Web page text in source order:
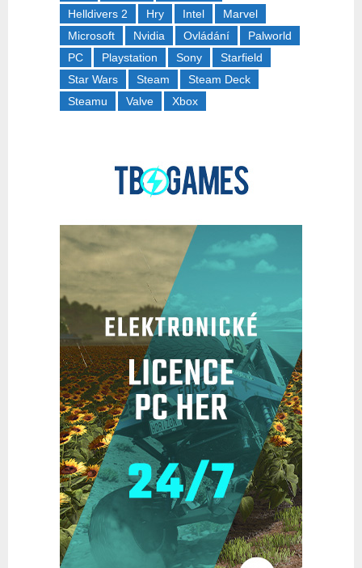
Helldivers 2
Hry Intel
Marvel
Microsoft
Nvidia Ovládání
Palworld
PC
Playstation Sony
Starfield
Star Wars
Steam
Steam Deck
Steamu
Valve Xbox